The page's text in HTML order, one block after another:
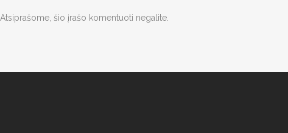
Atsiprašome, šio įrašo komentuoti negalite.